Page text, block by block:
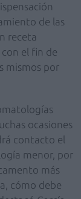
de las
receta
el fin de
mismos por
ocasiones
contacto el
menor, por
más
cómo debe